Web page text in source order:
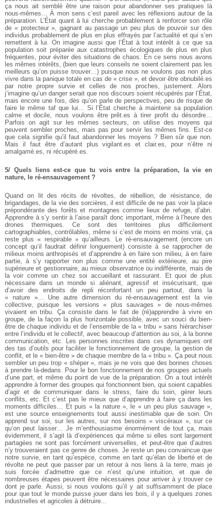
ça nous ait semblé être une raison pour abandonner ses pratiques là
nous-mêmes… À mon sens c’est pareil avec les réflexions autour de la
préparation. L’État quant à lui cherche probablement à renforcer son rôle
de « protecteur », gagnant au passage un peu plus de pouvoir sur des
individus probablement de plus en plus effrayés par l’actualité et qui s’en
remettent à lui. On imagine aussi que l’État à tout intérêt à ce que sa
population soit préparée aux catastrophes écologiques de plus en plus
fréquentes, pour éviter des situations de chaos. En ce sens nous avons
les mêmes intérêts, (bien que leurs conseils ne soient clairement pas les
meilleurs qu’on puisse trouver…) puisque nous ne voulons pas non plus
vivre dans la panique totale en cas de « crise », et devoir être obnubilé.es
par notre propre survie et celles de nos proches, justement. Alors
j’imagine qu’un danger serait que nos discours soient récupérés par l’État,
mais encore une fois, dès qu’on parle de perspectives, peu de risque de
faire le même taf que lui… Si l’État cherche à maintenir sa population
calme et docile, nous voulons être prêt.es à tirer profit du désordre…
Parfois on agit sur les mêmes secteurs, on utilise des moyens qui
peuvent sembler proches, mais pas pour servir les mêmes fins. Est-ce
que cela signifie qu’il faut abandonner les moyens ? Bien sûr que non.
Mais il faut être d’autant plus vigilant.es et clair.es, pour n’être ni
amalgamé.es, ni récupéré.es.
5/ Quels liens est-ce que tu vois entre la préparation, la vie en
nature, le ré-ensauvagement ?
Quand on lit des récits de révoltes, de rébellion, de résistance, de
brigandages, de la vie des sorcières, il est difficile de ne pas voir la place
prépondérante des forêts et montagnes comme lieux de refuge, d’abri.
Apprendre à s’y sentir à l’aise paraît donc important, même à l’heure des
drones thermiques. Ce sont des territoires plus difficilement
cartographiables, contrôlables, même si c’est de moins en moins vrai, ça
reste plus « respirable » qu’ailleurs. Le ré-ensauvagement (encore un
concept qu’il faudrait définir longuement) consiste à se rapprocher de
milieux moins anthropisés et d’apprendre à en faire son milieu, à en faire
partie, à s’y rapporter non plus comme une entité extérieure, au pire
supérieure et gestionnaire, au mieux observatrice ou indifférente, mais de
la voir comme un chez soi accueillant et rassurant. Et quoi de plus
nécessaire dans un monde si aliénant, agressif et insécurisant, que
d’avoir des endroits de repli réconfortant un peu partout, dans la
« nature »… Une autre dimension du ré-ensauvagement est la vie
collective, puisque les versions « plus sauvages » de nous-mêmes
vivaient en tribu. Ça consiste dans le fait de (ré)apprendre à vivre en
groupe, de la façon la plus horizontale possible, avec un souci du bien-
être de chaque individu et de l’ensemble de la « tribu » sans hiérarchiser
entre l’individu et le collectif, avec beaucoup d’attention au soi, à la bonne
communication, etc. Les personnes inscrites dans ces dynamiques ont
des tas d’outils pour faciliter le fonctionnement de groupe, la gestion de
conflit, et le « bien-être » de chaque membre de la « tribu ». Ça peut nous
sembler un peu trop « shéper », mais je ne vois que des bonnes choses
à prendre là-dedans. Pour le bon fonctionnement de nos groupes actuels
d’une part, et même du point de vue de la préparation. On a tout intérêt
apprendre à former des groupes qui fonctionnent bien, qui soient capables
d’agir et de communiquer dans le stress, faire du soin, gérer leurs
conflits, etc. Et c’est pas le mieux que d’apprendre à faire ça dans les
moments difficiles… Et puis « la nature », le « un peu plus sauvage »,
est une source enseignements tout aussi inestimable que de soin. On
apprend sur soi, sur les autres, sur nos besoins « viscéraux », sur ce
qu’on peut laisser… Je m’enthousiasme énormément de tout ça, mais
évidemment, il s’agit là d’expériences qui même si elles sont largement
partagées ne sont pas forcément universelles, et peut-être que d’autres
n’y trouveraient pas ce genre de choses. Je reste un peu convaincue que
notre survie, en tant qu’espèce, comme en tant qu’élan de liberté et de
révolte ne peut que passer par un retour à nos liens à la terre, mais je
suis forcée d’admettre que ce n’est qu’une intuition, et que de
nombreuses étapes peuvent être nécessaires pour arriver à y trouver ce
dont je parle. Aussi, si nous voulons qu’il y ait suffisamment de place
pour que tout le monde puisse jouer dans les bois, il y a quelques zones
industrielles et agricoles à détruire...